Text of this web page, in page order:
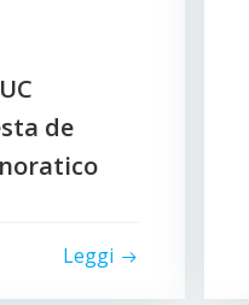
de
Leggi